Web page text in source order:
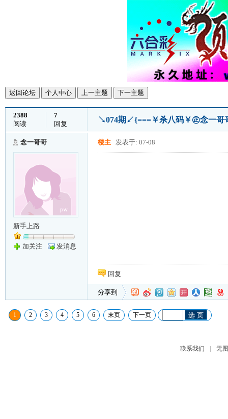
返回论坛 个人中心 上一主题 下一主题
2388
阅读
7
回复
↘074期↙{===￥杀八码￥㊣念一哥
念一哥哥
新手上路
加关注 发消息
楼主 发表于: 07-08
回复
分享到
1 2 3 4 5 6 末页 下一页 选 页
联系我们 | 无